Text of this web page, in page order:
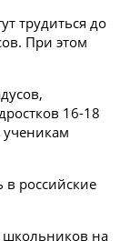
трудиться до
При этом
16-18
ученикам
в российские
школьников на